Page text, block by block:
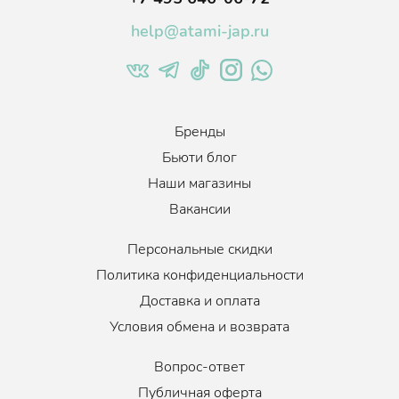
коллагена и повышению плотности кожи.
противоаллергическое и антиоксидантное средство.
Экстракт бурых водорослейувлажняет, подтягивает,
повышает упругость, помогает бороться с морщинами.
help@atami-jap.ru
Бренды
Бьюти блог
Наши магазины
Вакансии
Персональные скидки
Политика конфиденциальности
Доставка и оплата
Условия обмена и возврата
Вопрос-ответ
Публичная оферта